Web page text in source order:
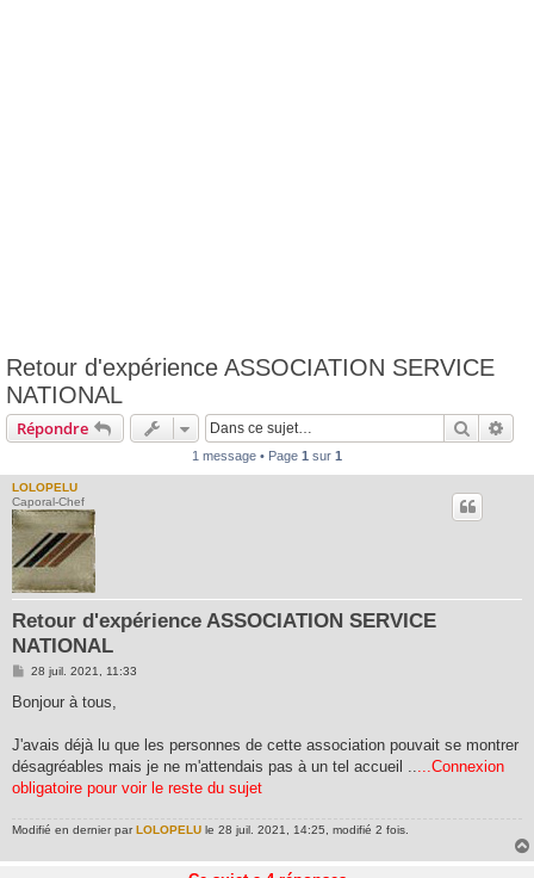
Retour d'expérience ASSOCIATION SERVICE
NATIONAL
Répondre
1 message • Page 1 sur 1
LOLOPELU
Caporal-Chef
Retour d'expérience ASSOCIATION SERVICE
NATIONAL
M
s
g
28 juil. 2021, 11:33
Bonjour à tous,
J'avais déjà lu que les personnes de cette association pouvait se montrer
désagréables mais je ne m'attendais pas à un tel accueil ..
...Connexion
obligatoire pour voir le reste du sujet
Modifié en dernier parLOLOPELU le 28 juil. 2021, 14:25, modifié 2 fois.